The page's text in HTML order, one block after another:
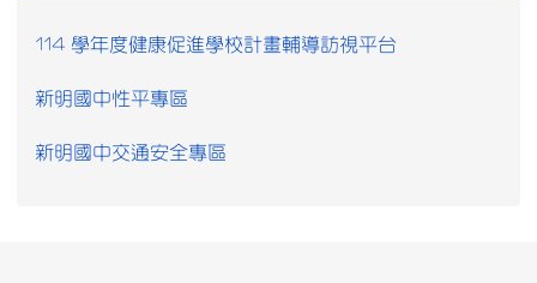
114 學年度健康促進學校計畫輔導訪視平台
新明國中性平專區
新明國中交通安全專區